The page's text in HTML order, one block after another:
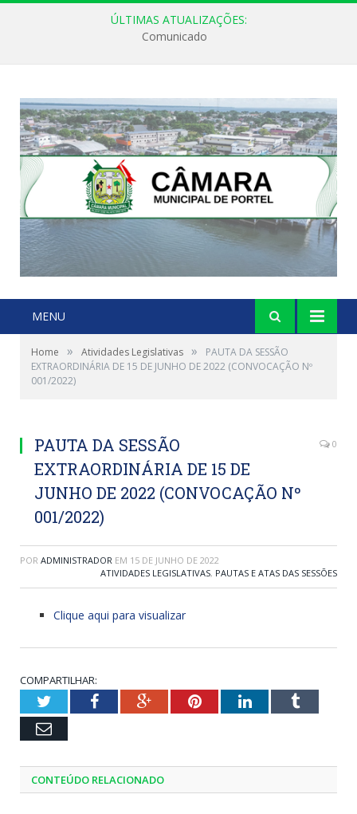
ÚLTIMAS ATUALIZAÇÕES:
Comunicado
MENU
Home » Atividades Legislativas »
PAUTA DA SESSÃO
EXTRAORDINÁRIA DE 15 DE JUNHO DE 2022 (CONVOCAÇÃO Nº
001/2022)
PAUTA DA SESSÃO
EXTRAORDINÁRIA DE 15 DE
JUNHO DE 2022 (CONVOCAÇÃO Nº
001/2022)
0
POR ADMINISTRADOR EM 15 DE JUNHO DE 2022
ATIVIDADES LEGISLATIVAS, PAUTAS E ATAS DAS SESSÕES
Clique aqui para visualizar
COMPARTILHAR:
TwitterFacebookGoogle+PinterestLinkedInTumblr
Email
CONTEÚDO RELACIONADO